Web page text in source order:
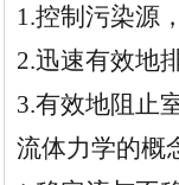
1.控制污染源
2.迅速有效地
3.有效地阻止
流体力学的概